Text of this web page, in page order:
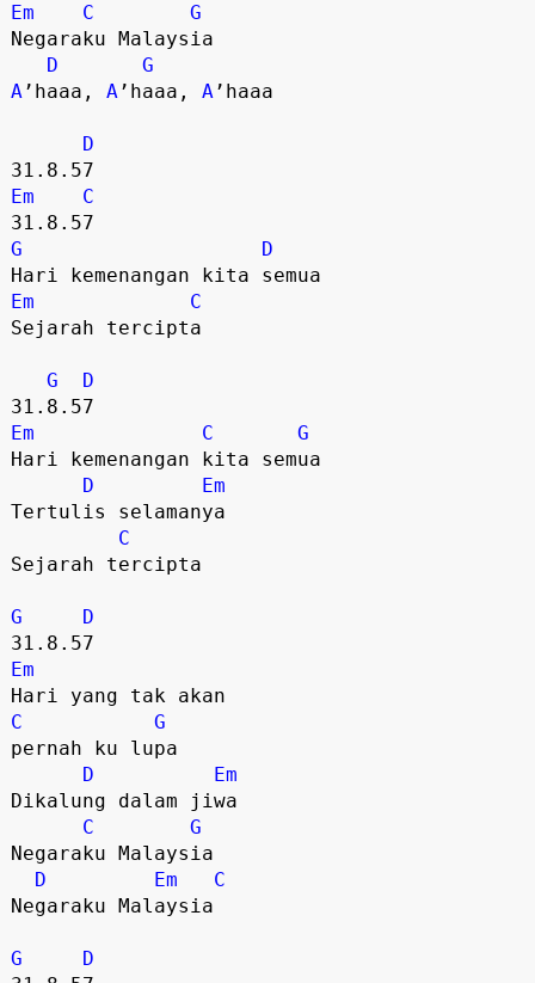
Em C
G
Negaraku Malaysia
D
G
A’haaa, A’haaa, A’haaa
D
Em
C
G
D
Em
C
Sejarah tercipta
G
D
Em
C
G
Hari kemenangan kita semua
D
Em
Tertulis selamanya
C
Sejarah tercipta
G
D
Em
C
G
pernah ku lupa
D
Em
Dikalung dalam jiwa
C
G
Negaraku Malaysia
D
Em
C
Negaraku Malaysia
G
D